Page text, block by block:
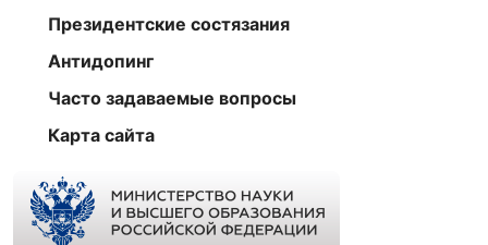
Президентские состязания
Антидопинг
Часто задаваемые вопросы
Карта сайта